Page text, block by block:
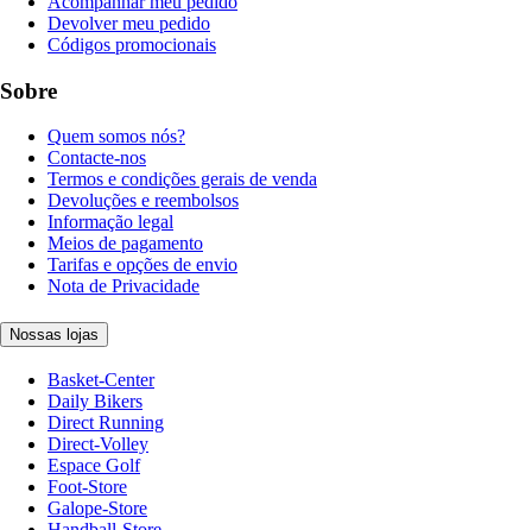
Devolver meu pedido
Códigos promocionais
Sobre
Quem somos nós?
Contacte-nos
Termos e condições gerais de venda
Devoluções e reembolsos
Informação legal
Meios de pagamento
Tarifas e opções de envio
Nota de Privacidade
Nossas lojas
Basket-Center
Daily Bikers
Direct Running
Direct-Volley
Espace Golf
Foot-Store
Galope-Store